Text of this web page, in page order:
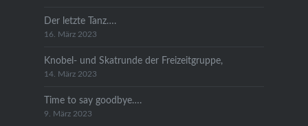
Der letzte Tanz….
16. März 2023
Knobel- und Skatrunde der Freizeitgruppe,
14. März 2023
Time to say goodbye….
9. März 2023